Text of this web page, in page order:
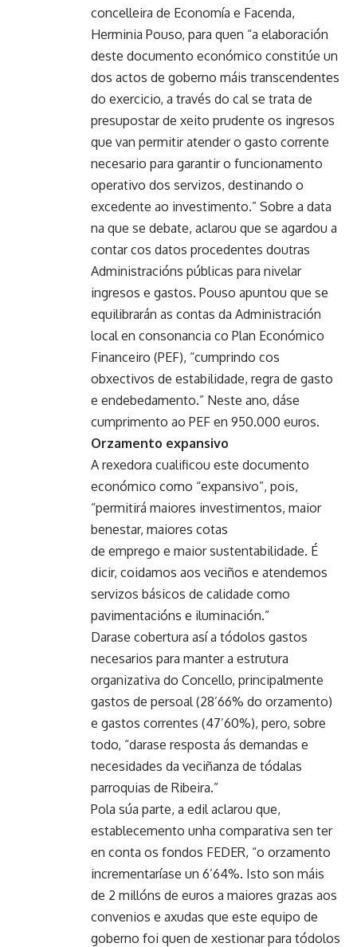
concelleira de Economía e Facenda,
Herminia Pouso, para quen “a elaboración
deste documento económico constitúe un
dos actos de goberno máis transcendentes
do exercicio, a través do cal se trata de
presupostar de xeito prudente os ingresos
que van permitir atender o gasto corrente
necesario para garantir o funcionamento
operativo dos servizos, destinando o
excedente ao investimento.” Sobre a data
na que se debate, aclarou que se agardou a
contar cos datos procedentes doutras
Administracións públicas para nivelar
ingresos e gastos. Pouso apuntou que se
equilibrarán as contas da Administración
local en consonancia co Plan Económico
Financeiro (PEF), “cumprindo cos
obxectivos de estabilidade, regra de gasto
e endebedamento.” Neste ano, dáse
cumprimento ao PEF en 950.000 euros.
Orzamento expansivo
A rexedora cualificou este documento
económico como “expansivo”, pois,
“permitirá maiores investimentos, maior
benestar, maiores cotas
de emprego e maior sustentabilidade. É
dicir, coidamos aos veciños e atendemos
servizos básicos de calidade como
pavimentacións e iluminación.”
Darase cobertura así a tódolos gastos
necesarios para manter a estrutura
organizativa do Concello, principalmente
gastos de persoal (28’66% do orzamento)
e gastos correntes (47’60%), pero, sobre
todo, “darase resposta ás demandas e
necesidades da veciñanza de tódalas
parroquias de Ribeira.”
Pola súa parte, a edil aclarou que,
establecemento unha comparativa sen ter
en conta os fondos FEDER, “o orzamento
incrementaríase un 6’64%. Isto son máis
de 2 millóns de euros a maiores grazas aos
convenios e axudas que este equipo de
goberno foi quen de xestionar para tódolos